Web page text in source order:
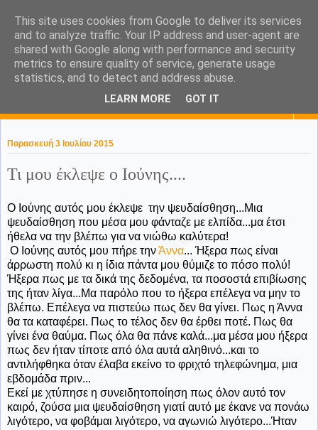
KaPa. Me without you...tea
without a biscuit!
Παρασκευή 3 Ιουλίου 2015
Τι μου έκλεψε ο Ιούνης....
Ο Ιούνης αυτός μου έκλεψε την ψευδαίσθηση...Μια
ψευδαίσθηση που μέσα μου φάνταζε με ελπίδα...μα έτσι
ήθελα να την βλέπω για να νιώθω καλύτερα!
Ο Ιούνης αυτός μου πήρε τηνΆννα... Ήξερα πως είναι
άρρωστη πολύ κι η ίδια πάντα μου θύμιζε το πόσο πολύ!
Ήξερα πως με τα δικά της δεδομένα, τα ποσοστά επιβίωσης
της ήταν λίγα...Μα παρόλο που το ήξερα επέλεγα να μην το
βλέπω. Επέλεγα να πιστεύω πως δεν θα γίνει. Πως η Άννα
θα τα καταφέρει. Πως το τέλος δεν θα έρθει ποτέ. Πως θα
γίνει ένα θαύμα. Πως όλα θα πάνε καλά...μα μέσα μου ήξερα
πως δεν ήταν τίποτε από όλα αυτά αληθινό...και το
αντιλήφθηκα όταν έλαβα εκείνο το φριχτό τηλεφώνημα, μια
εβδομάδα πριν...
Εκεί με χτύπησε η συνειδητοποίηση πως όλον αυτό τον
καιρό, ζούσα μια ψευδαίσθηση γιατί αυτό με έκανε να πονάω
λιγότερο, να φοβάμαι λιγότερο, να αγωνιώ λιγότερο...Ήταν
This site uses cookies from Google to deliver its services
and to analyze traffic. Your IP address and user-agent are
shared with Google along with performance and security
metrics to ensure quality of service, generate usage
statistics, and to detect and address abuse.
LEARN MORE GOT IT